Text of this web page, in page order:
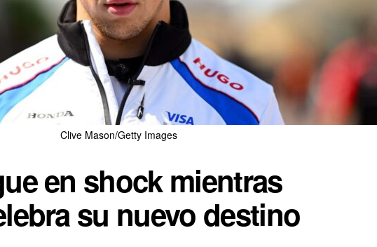
Clive Mason/Getty Images
en shock mientras
su nuevo destino